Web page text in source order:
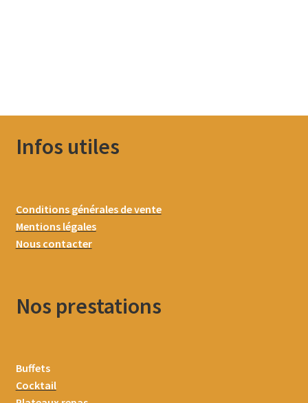
Infos utiles
Conditions générales de vente
Mentions légales
Nous contacter
Nos prestations
Buffets
Cocktail